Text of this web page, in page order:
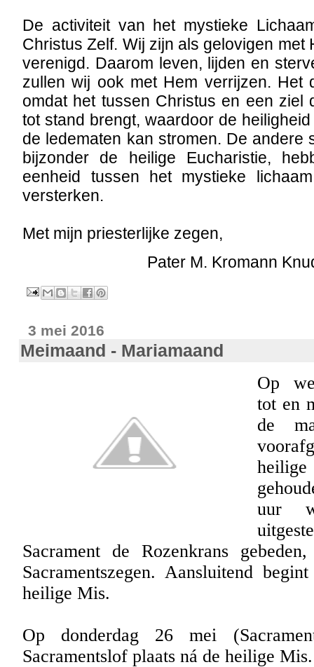
De activiteit van het mystieke
Christus Zelf. Wij zijn als gelovigen met
verenigd. Daarom leven, lijden en
zullen wij ook met Hem verrijzen. Het
omdat het tussen Christus en een ziel
tot stand brengt, waardoor de
de ledematen kan stromen. De andere
bijzonder de heilige Eucharistie,
eenheid tussen het mystieke
versterken.
Met mijn priesterlijke zegen,
Pater M. Kromann
3 mei 2016
Meimaand - Mariamaand
Op
tot en
de
uur
Sacrament de Rozenkrans
Sacramentszegen. Aansluitend
heilige Mis.
Op donderdag 26 mei
Sacramentslof plaats ná de heilige Mis.